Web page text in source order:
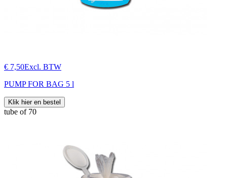
€ 7,50Excl. BTW
PUMP FOR BAG 5 l
Klik hier en bestel
tube of 70